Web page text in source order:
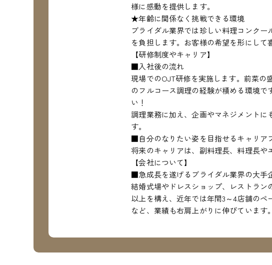
様に感動を提供します。
★年齢に関係なく挑戦できる環境
ブライダル業界では珍しい料理コンク
を負担します。お客様の希望を形にして
【研修制度やキャリア】
■入社後の流れ
現場でのOJT研修を実施します。前菜の
のフルコース調理の経験が積める環境
い！
調理業務に加え、企画やマネジメント
す。
■自分のなりたい姿を目指せるキャリア
将来のキャリアは、副料理長、料理長や
【会社について】
■急成長を遂げるブライダル業界の大手
結婚式場やドレスショップ、レストラ
以上を構え、近年では年間3～4店舗の
など、業績も右肩上がりに伸びています。